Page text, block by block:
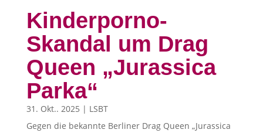
Kinderporno-
Skandal um Drag
Queen „Jurassica
Parka“
31. Okt.. 2025 | LSBT
Gegen die bekannte Berliner Drag Queen „Jurassica